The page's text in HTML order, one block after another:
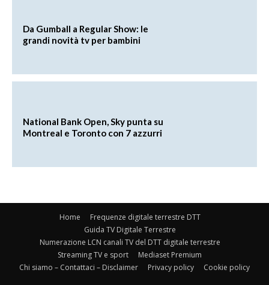
Da Gumball a Regular Show: le
grandi novità tv per bambini
National Bank Open, Sky punta su
Montreal e Toronto con 7 azzurri
Home
Frequenze digitale terrestre DTT
Guida TV Digitale Terrestre
Numerazione LCN canali TV del DTT digitale terrestre
Streaming TV e sport
Mediaset Premium
Chi siamo – Contattaci – Disclaimer
Privacy policy Cookie policy